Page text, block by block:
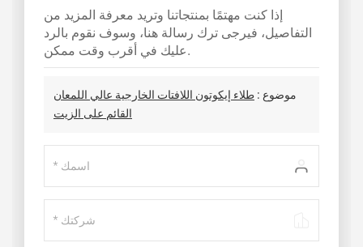
إذا كنت مهتمًا بمنتجاتنا وتريد معرفة المزيد من
التفاصيل، فيرجى ترك رسالة هنا، وسوف نقوم بالرد
عليك في أقرب وقت ممكن.
موضوع : طلاء إيكوتون اللافتات الخارجية عالي اللمعان
القائم على الزيت